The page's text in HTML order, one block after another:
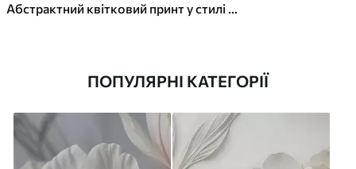
ПОПУЛЯРНІ КАТЕГОРІЇ